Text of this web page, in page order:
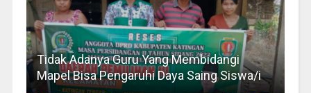
Tidak Adanya Guru Yang Membidangi
Mapel Bisa Pengaruhi Daya Saing Siswa/i